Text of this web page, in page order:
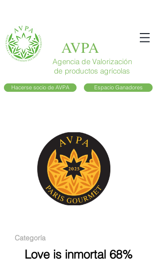
AVPA
Agencia de Valorización
de productos agrícolas
Hacerse socio de AVPA Espacio Ganadores
Categoría
Love is inmortal 68%